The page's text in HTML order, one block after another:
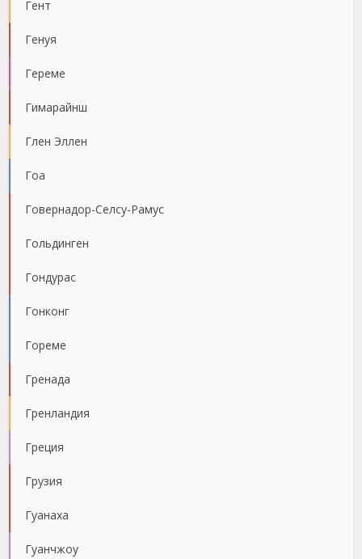
Гент
Генуя
Гереме
Гимарайнш
Глен Эллен
Гоа
Говернадор-Селсу-Рамус
Гольдинген
Гондурас
Гонконг
Гореме
Гренада
Гренландия
Греция
Грузия
Гуанаха
Гуанчжоу